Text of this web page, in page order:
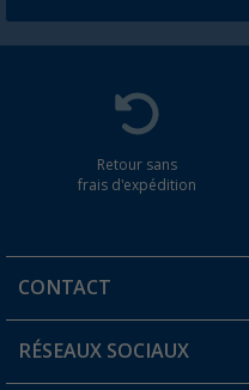
Retour sans
frais d'expédition
CONTACT
Une question ?
RÉSEAUX SOCIAUX